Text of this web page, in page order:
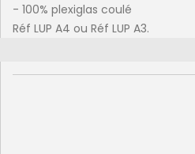
- 100% plexiglas coulé
Réf LUP A4 ou Réf LUP A3.